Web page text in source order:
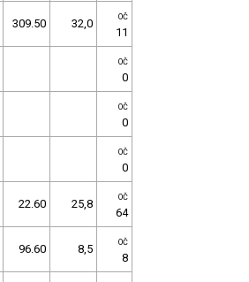
309.50 32,0 OČ
11
OČ
0
OČ
0
OČ
0
22.60 25,8 OČ
64
96.60 8,5 OČ
8